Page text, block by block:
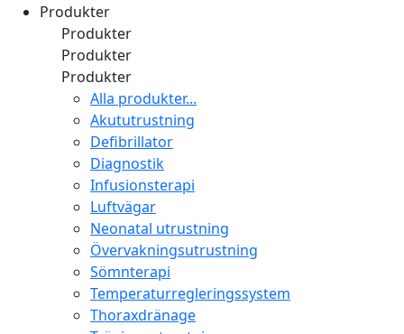
Produkter
Produkter
Produkter
Produkter
Alla produkter...
Akututrustning
Defibrillator
Diagnostik
Infusionsterapi
Luftvägar
Neonatal utrustning
Övervakningsutrustning
Sömnterapi
Temperaturregleringssystem
Thoraxdränage